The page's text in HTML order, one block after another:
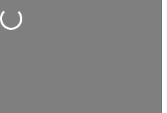
Loading...